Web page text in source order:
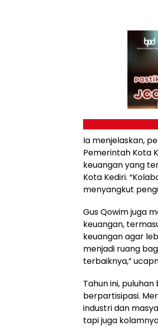
Ia menjelaskan,
Pemerintah Kota
keuangan yang
Kota Kediri.
menyangkut
Gus Qowim juga
keuangan,
keuangan agar
menjadi ruang
terbaiknya,”
Tahun ini,
berpartisipasi.
industri dan
tapi juga